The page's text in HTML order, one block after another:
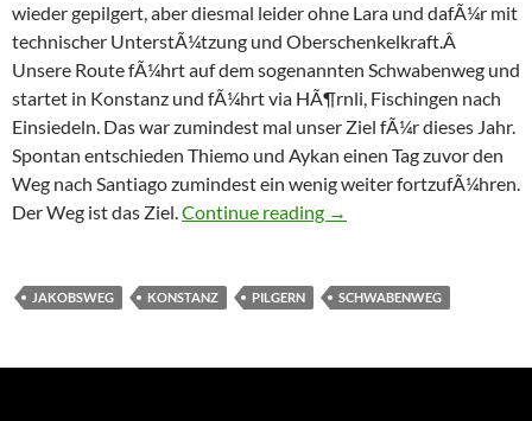
wieder gepilgert, aber diesmal leider ohne Lara und dafÃ¼r mit
technischer UnterstÃ¼tzung und Oberschenkelkraft.Â
Unsere Route fÃ¼hrt auf dem sogenannten Schwabenweg und
startet in Konstanz und fÃ¼hrt via HÃ¶rnli, Fischingen nach
Einsiedeln. Das war zumindest mal unser Ziel fÃ¼r dieses Jahr.
Spontan entschieden Thiemo und Aykan einen Tag zuvor den
Weg nach Santiago zumindest ein wenig weiter fortzufÃ¼hren.
Der Weg ist das Ziel.Continue reading Schwabenweg – Etappe
→
JAKOBSWEG KONSTANZ PILGERN SCHWABENWEG